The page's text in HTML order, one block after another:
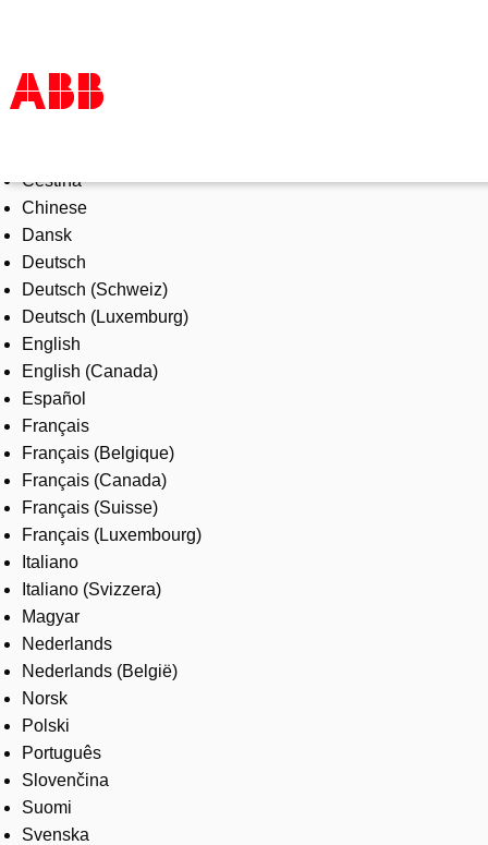
Products & Solutions
Industries
Services
About us
Where to buy
Contact us
Careers
Čeština
Chinese
Dansk
Deutsch
Deutsch (Schweiz)
Deutsch (Luxemburg)
English
English (Canada)
Español
Français
Français (Belgique)
Français (Canada)
Français (Suisse)
Français (Luxembourg)
Italiano
Italiano (Svizzera)
Magyar
Nederlands
Nederlands (België)
Norsk
Polski
Português
Slovenčina
Suomi
Svenska